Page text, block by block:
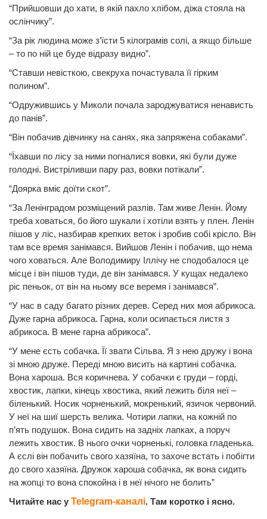
“Прийшовши до хати, в якій пахло хлібом, діжа стояла на
ослінчику”.
“За рік людина може з’їсти 5 кілограмів солі, а якщо більше
– то по ній це буде відразу видно”.
“Ставши невісткою, свекруха почастувала її гірким
полином”.
“Одружившись у Миколи почала зароджуватися ненависть
до панів”.
“Він побачив дівчинку на санях, яка запряжена собаками”.
“Їхавши по лісу за ними погналися вовки, які були дуже
голодні. Вистріливши пару раз, вовки потікали”.
“Доярка вміє доїти скот”.
“За Ленінградом розміщений разлів. Там живе Ленін. Йому
треба ховаться, бо його шукали і хотіли взять у плен. Ленін
пішов у ліс, назбирав крепких веток і зробив собі крісло. Він
там все время занімався. Вийшов Ленін і побачив, що нема
чого ховаться. Але Володимиру Іллічу не сподобалося це
місце і він пішов туди, де він занімався. У кущах недалеко
ріс пеньок, от він на ньому все веремя і занімався”.
“У нас в саду багато різних дерев. Серед них моя абрикоса.
Дуже гарна абрикоса. Гарна, коли осипається листя з
абрикоса. В мене гарна абрикоса”.
“У мене єсть собачка. Її звати Сільва. Я з нею дружу і вона
зі мною друже. Переді мною висить на картині собачка.
Вона хароша. Вся коричнева. У собачки є груди – горді,
хвостик, лапки, кінець хвостика, який лежить біля неї –
біленький. Носик чорненький, мокренький, язичок червоний.
У неї на шиї шерсть велика. Чотири лапки, на кожній по
п’ять подушок. Вона сидить на задніх лапках, а поруч
лежить хвостик. В нього очки чорненькі, головка гладенька.
А єслі він побачить свого хазяїна, то захоче встать і побігти
до свого хазяїна. Дружок хароша собачка, як вона сидить
на жопці то вона спокойна і в неї нічого не болить”
Читайте нас у Telegram-каналі. Там коротко і ясно.